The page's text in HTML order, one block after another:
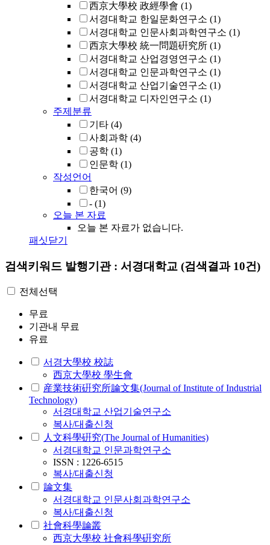
西京大學校 政經學會 (1)
서경대학교 한일문화연구소 (1)
서경대학교 인문사회과학연구소 (1)
西京大學校 統一問題硏究所 (1)
서경대학교 산업경영연구소 (1)
서경대학교 인문과학연구소 (1)
서경대학교 산업기술연구소 (1)
서경대학교 디자인연구소 (1)
주제분류
기타 (4)
사회과학 (4)
공학 (1)
인문학 (1)
작성언어
한국어 (9)
- (1)
오늘 본 자료
오늘 본 자료가 없습니다.
패싯닫기
검색키워드 발행기관 : 서경대학교 (검색결과 10건)
전체선택
무료
기관내 무료
유료
서경大學校 校誌
西京大學校 學生會
産業技術硏究所論文集(Journal of Institute of Industrial
Technology)
서경대학교 산업기술연구소
복사/대출신청
人文科學硏究(The Journal of Humanities)
서경대학교 인문과학연구소
ISSN : 1226-6515
복사/대출신청
論文集
서경대학교 인문사회과학연구소
복사/대출신청
社會科學論叢
西京大學校 社會科學硏究所